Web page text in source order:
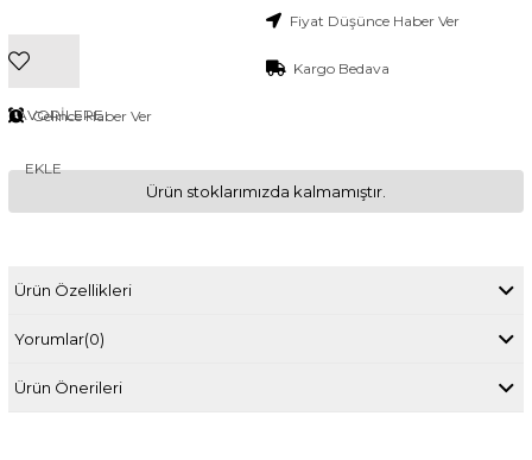
FAVORILERE
EKLE
Fiyat Düşünce Haber Ver
Kargo Bedava
Gelince Haber Ver
Ürün stoklarımızda kalmamıştır.
Ürün Özellikleri
Yorumlar(0)
Ürün Önerileri